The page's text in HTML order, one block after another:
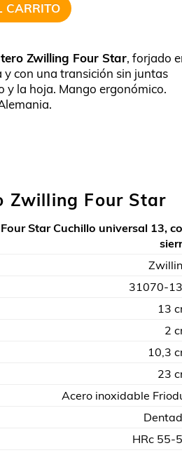
CARRITO
Zwilling Four Star, forjado
y con una transición sin juntas
y la hoja. Mango ergonómico.
Zwilling Four Star
Star Cuchillo universal 13,
31070-
13
2
10,3
23
Acero inoxidable
HRc 55-